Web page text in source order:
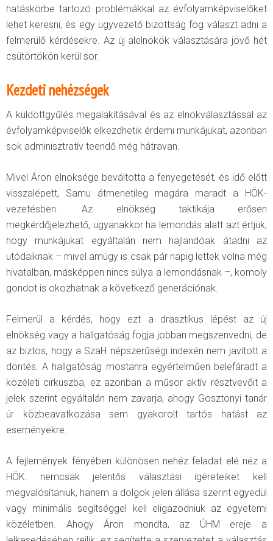
hatáskörbe tartozó problémákkal az évfolyamképviselőket
lehet keresni, és egy ügyvezető bizottság fog választ adni a
felmerülő kérdésekre. Az új alelnökök választására jövő hét
csütörtökön kerül sor.
Kezdeti nehézségek
A küldöttgyűlés megalakításával és az elnökválasztással az
évfolyamképviselők elkezdhetik érdemi munkájukat, azonban
sok adminisztratív teendő még hátravan.
Mivel Áron elnöksége beváltotta a fenyegetését, és idő előtt
visszalépett, Samu átmenetileg magára maradt a HÖK-
vezetésben. Az elnökség taktikája erősen
megkérdőjelezhető, ugyanakkor ha lemondás alatt azt értjük,
hogy munkájukat egyáltalán nem hajlandóak átadni az
utódaiknak – mivel amúgy is csak pár napig lettek volna még
hivatalban, másképpen nincs súlya a lemondásnak –, komoly
gondot is okozhatnak a következő generációnak.
Felmerül a kérdés, hogy ezt a drasztikus lépést az új
elnökség vagy a hallgatóság fogja jobban megszenvedni, de
az biztos, hogy a SzaH népszerűségi indexén nem javított a
döntés. A hallgatóság mostanra egyértelműen belefáradt a
közéleti cirkuszba, ez azonban a műsor aktív résztvevőit a
jelek szerint egyáltalán nem zavarja, ahogy Gosztonyi tanár
úr közbeavatkozása sem gyakorolt tartós hatást az
eseményekre.
A fejlemények fényében különösen nehéz feladat elé néz a
HÖK: nemcsak jelentős választási ígéreteiket kell
megvalósítaniuk, hanem a dolgok jelen állása szerint egyedül
vagy minimális segítséggel kell eligazodniuk az egyetemi
közéletben. Ahogy Áron mondta, az ÚHM ereje a